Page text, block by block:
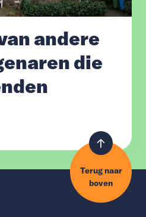
andere
die
Terug naar
boven